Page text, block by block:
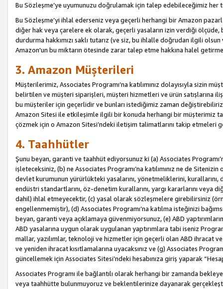
Bu Sözleşme’ye uyumunuzu doğrulamak için talep edebileceğimiz
Bu Sözleşme’yi ihlal ederseniz veya geçerli herhangi bir Amazon
diğer hak veya çarelere ek olarak, geçerli yasaların izin verdiği
durdurma hakkımızı saklı tutarız (ve siz, bu ihlalle doğrudan ilgili
Amazon'un bu miktarın ötesinde zarar talep etme hakkına halel
3. Amazon Müşterileri
Müşterilerimiz, Associates Programı’na katılımınız dolayısıyla sizin
belirtilen ve müşteri siparişleri, müşteri hizmetleri ve ürün satışlarına
bu müşteriler için geçerlidir ve bunları istediğimiz zaman
Amazon Sitesi ile etkileşimle ilgili bir konuda herhangi bir müşterimiz
çözmek için o Amazon Sitesi’ndeki iletişim talimatlarını takip etmeleri
4. Taahhütler
Şunu beyan, garanti ve taahhüt ediyorsunuz ki (a) Associates
işleteceksiniz, (b) ne Associates Programı’na katılımınız ne de
devlet kurumunun yürürlükteki yasalarını, yönetmeliklerini,
endüstri standartlarını, öz-denetim kurallarını, yargı kararlarını
dahil) ihlal etmeyecektir, (c) yasal olarak sözleşmelere girebilirsiniz
engellenmemiştir), (d) Associates Programı’na katılma isteğinizi
beyan, garanti veya açıklamaya güvenmiyorsunuz, (e) ABD
ABD yasalarına uygun olarak uygulanan yaptırımlara tabi iseniz
mallar, yazılımlar, teknoloji ve hizmetler için geçerli olan ABD ihracat
ve yeniden ihracat kısıtlamalarına uyacaksınız ve (g) Associates
güncellemek için Associates Sitesi’ndeki hesabınıza giriş yaparak
Associates Programı ile bağlantılı olarak herhangi bir zamanda
veya taahhütte bulunmuyoruz ve beklentilerinize dayanarak